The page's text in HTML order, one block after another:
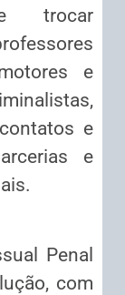
trocar
e
e
e
Penal
com